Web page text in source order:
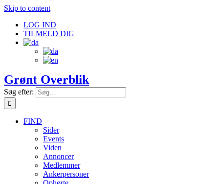
Skip to content
LOG IND
TILMELD DIG
Grønt Overblik
Søg efter:
FIND
Sider
Events
Viden
Annoncer
Medlemmer
Ankerpersoner